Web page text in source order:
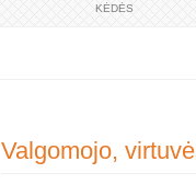
KĖDĖS
Valgomojo,